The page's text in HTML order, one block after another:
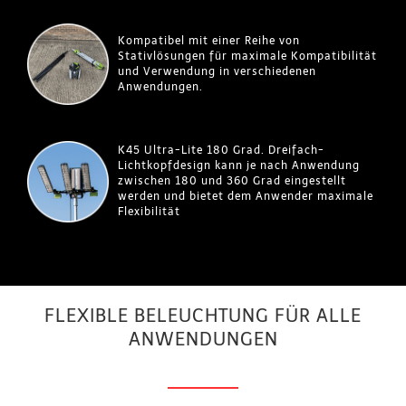
Kompatibel mit einer Reihe von
Stativlösungen für maximale Kompatibilität
und Verwendung in verschiedenen
Anwendungen.
K45 Ultra-Lite 180 Grad. Dreifach-
Lichtkopfdesign kann je nach Anwendung
zwischen 180 und 360 Grad eingestellt
werden und bietet dem Anwender maximale
Flexibilität
FLEXIBLE BELEUCHTUNG FÜR ALLE
ANWENDUNGEN